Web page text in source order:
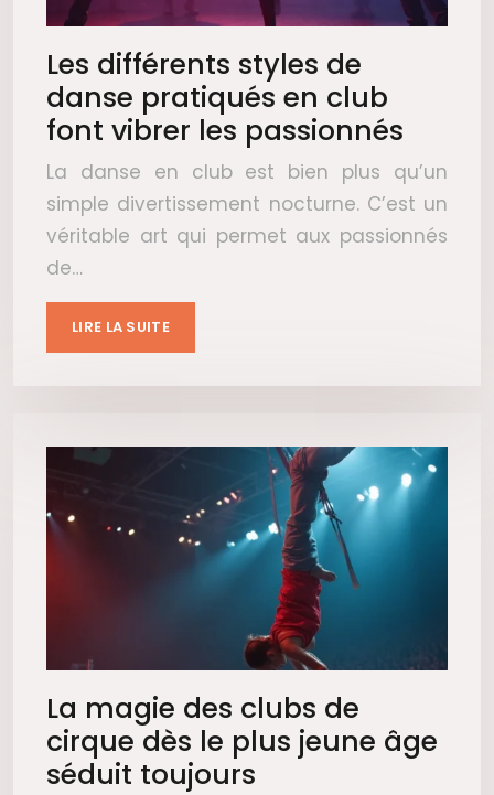
Les différents styles de
danse pratiqués en club
font vibrer les passionnés
La danse en club est bien plus qu’un
simple divertissement nocturne. C’est un
véritable art qui permet aux passionnés
de…
LIRE LA SUITE
La magie des clubs de
cirque dès le plus jeune âge
séduit toujours